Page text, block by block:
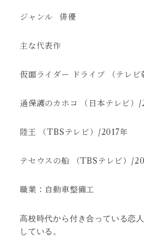
ジャンル 俳優
主な代表作
仮面ライダー ドライブ （テレ
過保護のカホコ （日本テレビ）/
陸王 （TBSテレビ）/2017年
テセウスの船 （TBSテレビ）/
職業：自動車整備工
高校時代から付き合っている恋
している。